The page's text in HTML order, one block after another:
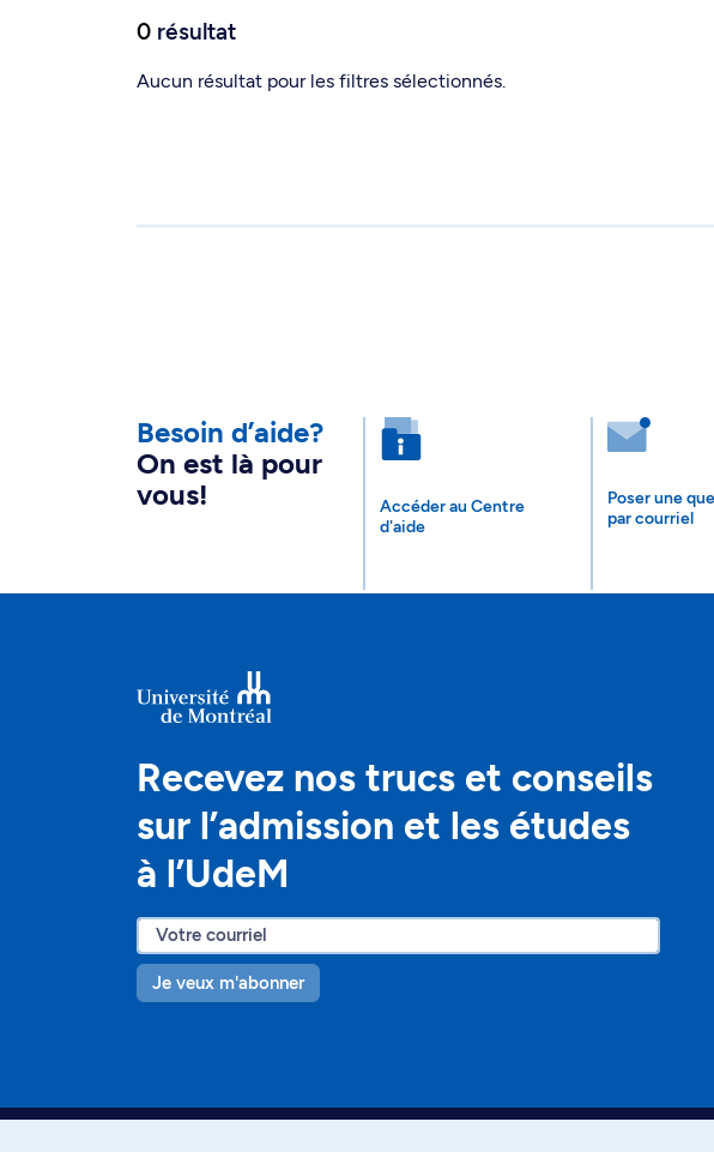
0 résultat
Aucun résultat pour les filtres sélectionnés.
Besoin d’aide?
On est là pour
vous!
Accéder au Centre
d'aide
Poser une
par courriel
Recevez nos trucs et conseils
sur l’admission et les études
à l’UdeM
Je veux m'abonner